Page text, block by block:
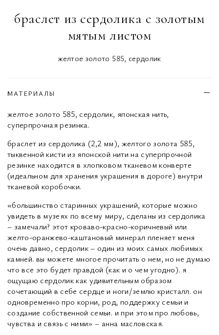
браслет из сердолика с золотым
мятым листом
желтое золото 585, сердолик
МАТЕРИАЛЫ
желтое золото 585, сердолик, японская нить,
суперпрочная резинка.
браслет из сердолика (2,2 мм), желтого золота 585,
тыквенной кисти из японской нити на суперпрочной
резинке находится в хлопковом тканевом конверте
(идеальном для хранения украшения в дороге) внутри
тканевой коробочки.
«большинство старинных украшений, которые можно
увидеть в музеях по всему миру, сделаны из сердолика
– замечали? этот кроваво-красно-коричневый или
желто-оранжево-каштановый минерал пленяет меня
очень давно, сердолик – один из моих самых любимых
камней. вы можете многое прочитать о нем, но не думаю
что все это будет правдой (как и о чем угодно). я
ощущаю сердолик как удивительным образом
сочетающий в себе сердце и ноги/землю кристалл. он
одновременно про корни, род, поддержку семьи и
создание собственной семьи. и при этом про любовь,
чувства и связь с ними» – анна масловская.